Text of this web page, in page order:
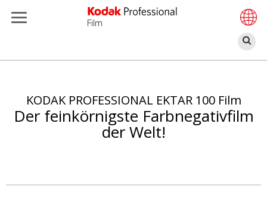
Direkt
Inhalt
Film
KODAK PROFESSIONAL EKTAR 100 Film
Der feinkörnigste Farbnegativfilm
der Welt!